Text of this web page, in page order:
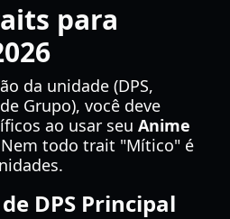
para
da unidade (DPS,
Grupo), você deve
ao usar seu Anime
todo trait "Mítico" é
DPS Principal